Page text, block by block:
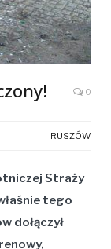
0
RUSZÓW
Straży
tego
dołączył